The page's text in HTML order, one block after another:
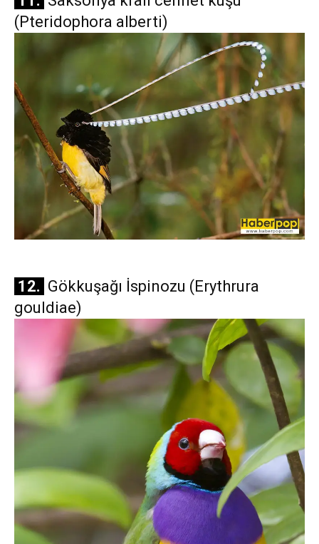
(Pteridophora alberti)
12. Gökkuşağı İspinozu (Erythrura
gouldiae)